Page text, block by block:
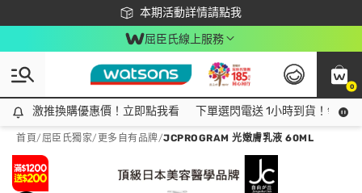
本期活動詳情請點我
下載app最高回饋$350
屈臣氏線上服務
0
激推換購優惠價！立即點我看
激推換購優惠價！立即點我看 下單選閃電送 1小時到貨！領神
首頁/ 屈臣氏獨家/ 更多自有品牌/JCPROGRAM 光嫩膚乳液 60ML